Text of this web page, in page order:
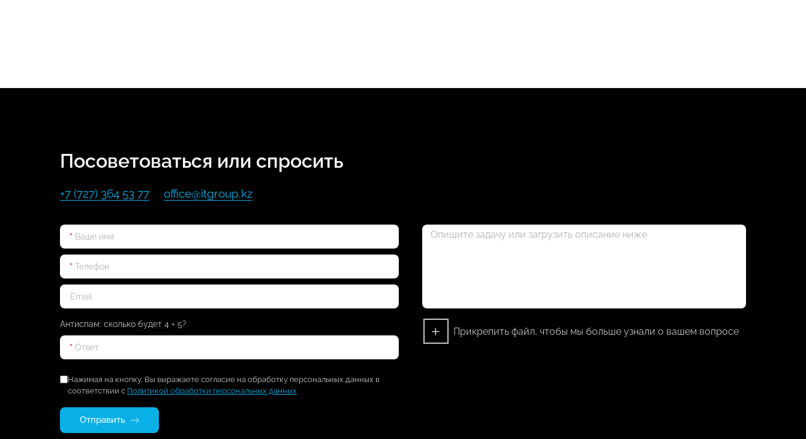
Посоветоваться или спросить
+7 (727) 364 53 77 office@itgroup.kz
Антиспам: сколько будет 4 + 5? + Прикрепить файл, чтобы мы больше узнали о вашем вопросе
Нажимая на кнопку, Вы выражаете согласие на обработку персональных данных в
соответствии с Политикой обработки персональных данных
Отправить